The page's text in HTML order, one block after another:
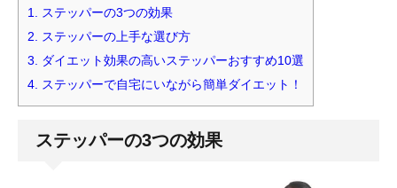
1. ステッパーの3つの効果
2. ステッパーの上手な選び方
3. ダイエット効果の高いステッパーおすすめ10選
4. ステッパーで自宅にいながら簡単ダイエット！
ステッパーの3つの効果